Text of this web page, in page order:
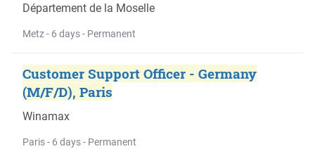
Département de la Moselle
Metz - 6 days - Permanent
Customer Support Officer - Germany
(M/F/D), Paris
Winamax
Paris - 6 days - Permanent